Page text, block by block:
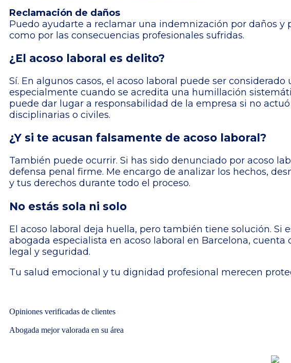
Reclamación de daños
Puedo ayudarte a reclamar una indemnización por daños y
como por las consecuencias profesionales sufridas.
¿El acoso laboral es delito?
Sí. En algunos casos, el acoso laboral puede ser
especialmente cuando se acredita una humillación
puede dar lugar a responsabilidad de la empresa si no
disciplinarias o civiles.
¿Y si te acusan falsamente de acoso laboral?
También puede ocurrir. Si has sido denunciado por acoso
defensa penal firme. Me encargo de analizar los hechos,
y tus derechos durante todo el proceso.
No estás sola ni solo
El acoso laboral deja huella, pero también tiene solución.
abogada especialista en acoso laboral en Barcelona,
legal y seguridad.
Tu salud emocional y tu dignidad profesional merecen
Opiniones verificadas de clientes
Abogada mejor valorada en su área